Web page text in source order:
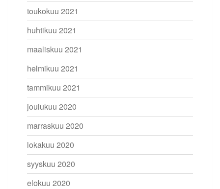
toukokuu 2021
huhtikuu 2021
maaliskuu 2021
helmikuu 2021
tammikuu 2021
joulukuu 2020
marraskuu 2020
lokakuu 2020
syyskuu 2020
elokuu 2020